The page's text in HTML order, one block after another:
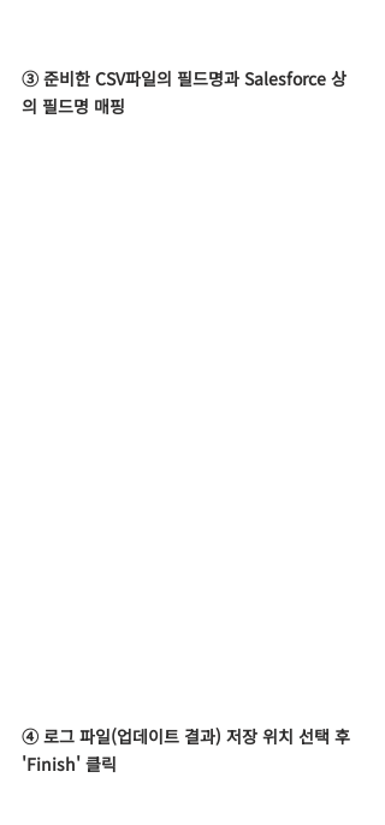
③ 준비한 CSV파일의 필드명과 Salesforce 상
의 필드명 매핑
④ 로그 파일(업데이트 결과) 저장 위치 선택 후
'Finish' 클릭